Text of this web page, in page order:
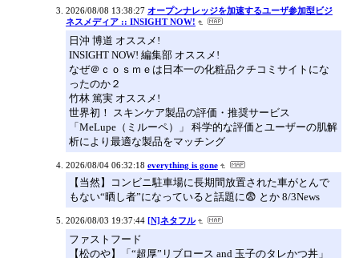
2026/08/08 13:38:27 オープンナレッジを加速するユーザ参加型ビジ
ネスメディア :: INSIGHT NOW!
日沖 博道 オススメ!
INSIGHT NOW! 編集部 オススメ!
なぜ＠ｃｏｓｍｅは日本一の化粧品クチコミサイトにな
ったのか２
竹林 篤実 オススメ!
世界初！ スキンケア製品の評価・推奨サービス
「MeLupe（ミルーペ）」 科学的な評価とユーザーの肌解
析により最適な製品をマッチング
2026/08/04 06:32:18 everything is gone
【当然】コンビニ駐車場に長期間放置された車がとんで
もない“晒し者”になっていると話題に😨 とか 8/3News
2026/08/03 19:37:44 [N]ネタフル
ファストフード
【松のや】「“超厚”リブロース and 玉子のタレかつ丼」